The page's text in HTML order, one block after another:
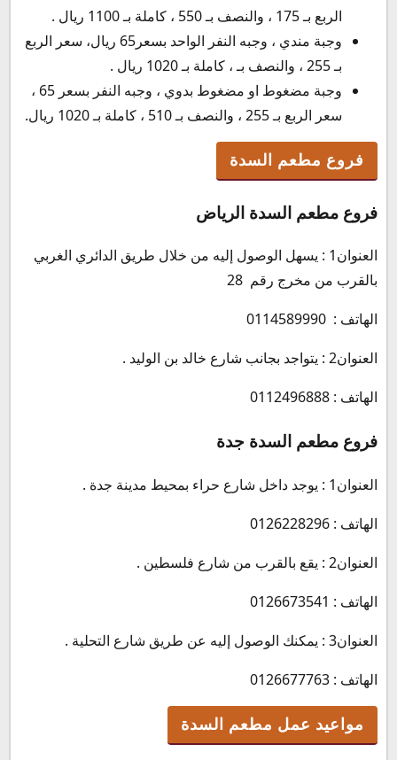
الربع بـ 175 ، والنصف بـ 550 ، كاملة بـ 1100 ريال .
وجبة مندي ، وجبه النفر الواحد بسعر65 ريال، سعر الربع
بـ 255 ، والنصف بـ ، كاملة بـ 1020 ريال .
وجبة مضغوط او مضغوط بدوي ، وجبه النفر بسعر 65 ،
سعر الربع بـ 255 ، والنصف بـ 510 ، كاملة بـ 1020 ريال.
فروع مطعم السدة
فروع مطعم السدة الرياض
العنوان1 : يسهل الوصول إليه من خلال طريق الدائري الغربي
بالقرب من مخرج رقم 28
الهاتف : 0114589990
العنوان2 : يتواجد بجانب شارع خالد بن الوليد .
الهاتف : 0112496888
فروع مطعم السدة جدة
العنوان1 : يوجد داخل شارع حراء بمحيط مدينة جدة .
الهاتف : 0126228296
العنوان2 : يقع بالقرب من شارع فلسطين .
الهاتف : 0126673541
العنوان3 : يمكنك الوصول إليه عن طريق شارع التحلية .
الهاتف : 0126677763
مواعيد عمل مطعم السدة